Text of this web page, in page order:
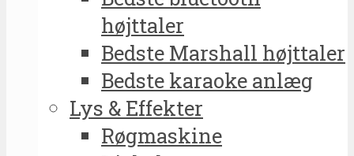
højttaler
Bedste Marshall højttaler
Bedste karaoke anlæg
Lys & Effekter
Røgmaskine